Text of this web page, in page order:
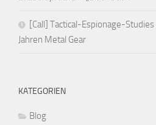
[Call] Tactical-Espionage-
Jahren Metal Gear
KATEGORIEN
Blog